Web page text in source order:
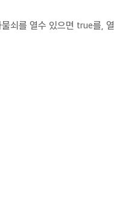
쇠를 열수 있으면 true를, 열